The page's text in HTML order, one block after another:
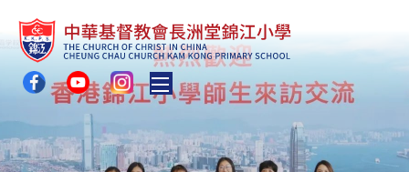
Toggle main menu visibility